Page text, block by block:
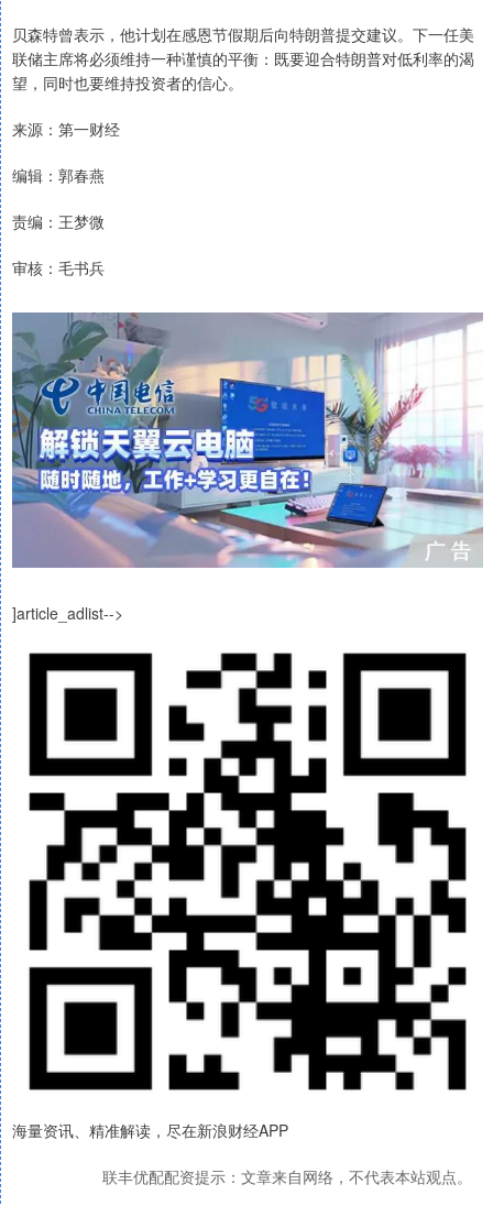
贝森特曾表示，他计划在感恩节假期后向特朗普提交建议。下一任美
联储主席将必须维持一种谨慎的平衡：既要迎合特朗普对低利率的渴
望，同时也要维持投资者的信心。
来源：第一财经
编辑：郭春燕
责编：王梦微
审核：毛书兵
]article_adlist-->
海量资讯、精准解读，尽在新浪财经APP
联丰优配配资提示：文章来自网络，不代表本站观点。